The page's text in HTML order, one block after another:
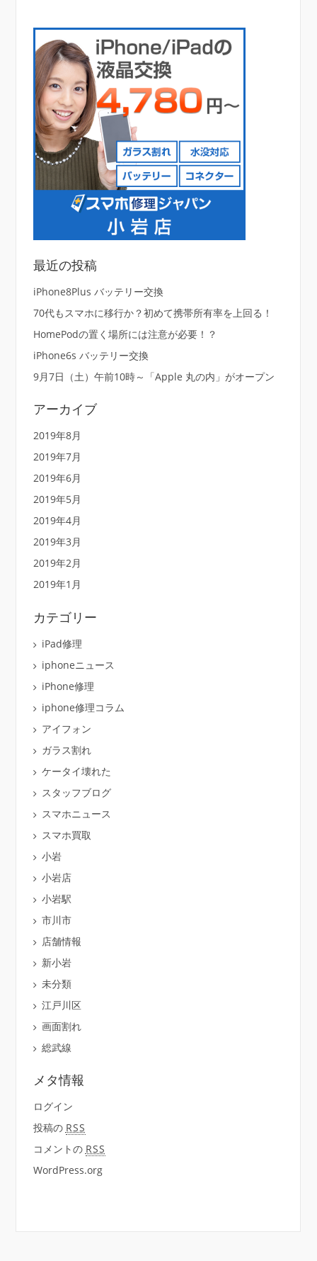
最近の投稿
iPhone8Plus バッテリー交換
70代もスマホに移行か？初めて携帯所有率を上回る！
HomePodの置く場所には注意が必要！？
iPhone6s バッテリー交換
9月7日（土）午前10時～「Apple 丸の内」がオープン
アーカイブ
2019年8月
2019年7月
2019年6月
2019年5月
2019年4月
2019年3月
2019年2月
2019年1月
カテゴリー
iPad修理
iphoneニュース
iPhone修理
iphone修理コラム
アイフォン
ガラス割れ
ケータイ壊れた
スタッフブログ
スマホニュース
スマホ買取
小岩
小岩店
小岩駅
市川市
店舗情報
新小岩
未分類
江戸川区
画面割れ
総武線
メタ情報
ログイン
投稿の RSS
コメントの RSS
WordPress.org